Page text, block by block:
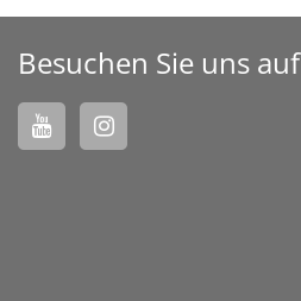
Besuchen Sie uns auf